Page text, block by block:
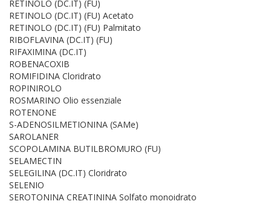
RETINOLO (DC.IT) (FU)
RETINOLO (DC.IT) (FU) Acetato
RETINOLO (DC.IT) (FU) Palmitato
RIBOFLAVINA (DC.IT) (FU)
RIFAXIMINA (DC.IT)
ROBENACOXIB
ROMIFIDINA Cloridrato
ROPINIROLO
ROSMARINO Olio essenziale
ROTENONE
S-ADENOSILMETIONINA (SAMe)
SAROLANER
SCOPOLAMINA BUTILBROMURO (FU)
SELAMECTIN
SELEGILINA (DC.IT) Cloridrato
SELENIO
SEROTONINA CREATININA Solfato monoidrato